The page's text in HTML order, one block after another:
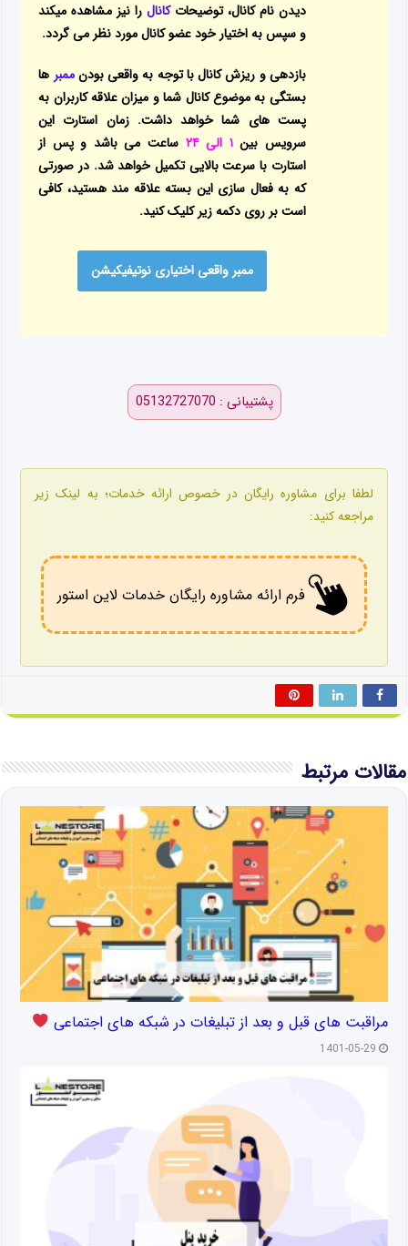
دیدن نام کانال، توضیحاتکانالرا نیز مشاهده میکند
و سپس به اختیار خود عضو کانال مورد نظر می گردد.
بازدهی و ریزش کانال با توجه به واقعی بودنممبر ها
بستگی به موضوع کانال شما و میزان علاقه کاربران به
پست های شما خواهد داشت. زمان استارت این
سرویس بین۱ الی ۲۴
ساعت می باشد و پس از
استارت با سرعت بالایی تکمیل خواهد شد. در صورتی
که به فعال سازی این بسته علاقه مند هستید، کافی
است بر روی دکمه زیر کلیک کنید.
ممبر واقعی اختیاری نوتیفیکیشن
پشتیبانی : 05132727070
لطفا برای مشاوره رایگان در خصوص ارائه خدمات؛ به لینک زیر
مراجعه کنید:
فرم ارائه مشاوره رایگان خدمات لاین استور
مقالات مرتبط
مراقبت های قبل و بعد از تبلیغات در شبکه های اجتماعی
1401-05-29